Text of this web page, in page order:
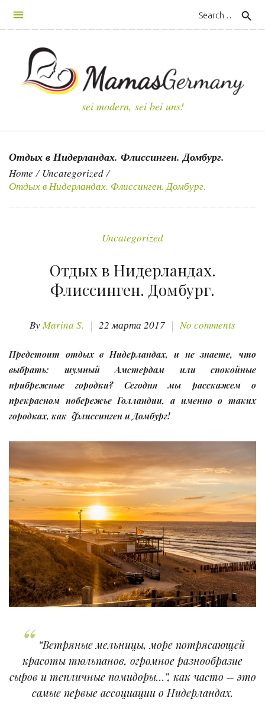
search
sei modern, sei bei uns!
Отдых в Нидерландах. Флиссинген. Домбург.
Home / Uncategorized /
Отдых в Нидерландах. Флиссинген. Домбург.
Uncategorized
Отдых в Нидерландах.
Флиссинген. Домбург.
ByMarina S. 22 марта 2017 No comments
Предстоит отдых в Нидерландах, и не знаете, что
выбрать: шумный Амстердам или спокойные
прибрежные городки? Сегодня мы расскажем о
прекрасном побережье Голландии, а именно о таких
городках, как Флиссинген и Домбург!
“Ветряные мельницы, море потрясающей
красоты тюльпанов, огромное разнообразие
сыров и тепличные помидоры…”, как часто – это
самые первые ассоциации о Нидерландах.